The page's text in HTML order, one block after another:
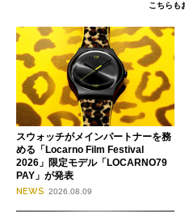
こちらも
スウォッチがメインパートナーを務
める「Locarno Film Festival
2026」限定モデル「LOCARNO79
PAY」が発表
NEWS 2026.08.09